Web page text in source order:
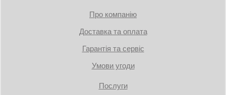
Про компанію
Доставка та оплата
Гарантія та сервіс
Умови угоди
Послуги